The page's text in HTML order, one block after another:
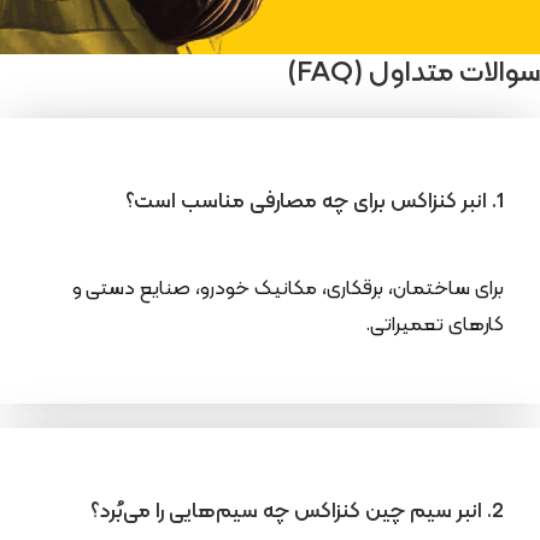
سوالات متداول (FAQ)
1. انبر کنزاکس برای چه مصارفی مناسب است؟
برای ساختمان، برقکاری، مکانیک خودرو، صنایع دستی و
کارهای تعمیراتی.
2. انبر سیم چین کنزاکس چه سیم‌هایی را می‌بُرد؟